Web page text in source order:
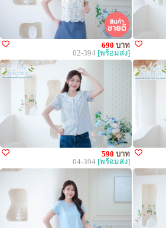
690 บาท
02-394 [พร้อมส่ง]
590 บาท
04-394 [พร้อมส่ง]